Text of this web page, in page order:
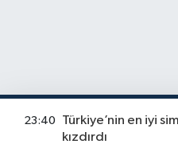
23:40
Türkiye’nin en iyi
kızdırdı